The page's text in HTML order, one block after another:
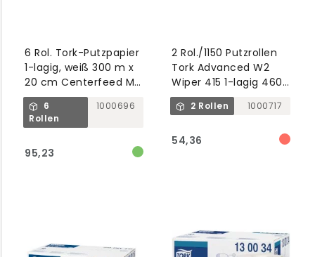
6 Rol. Tork-Putzpapier
1-lagig, weiß 300 m x
20 cm Centerfeed M4
Reflex
6
Rollen
1000696
95,23
2 Rol./1150 Putzrollen
Tork Advanced W2
Wiper 415 1-lagig 460
m x 25 cm weiß
2 Rollen 1000717
54,36